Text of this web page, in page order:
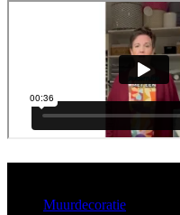
Muurdecoratie